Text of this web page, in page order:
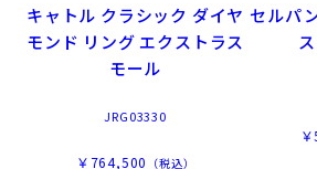
キャトル クラシック ダイヤ
モンド リング エクストラス
モール
JRG03330
￥764,500 （税込）
セルパ